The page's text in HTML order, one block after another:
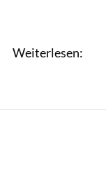
Weiterlesen: